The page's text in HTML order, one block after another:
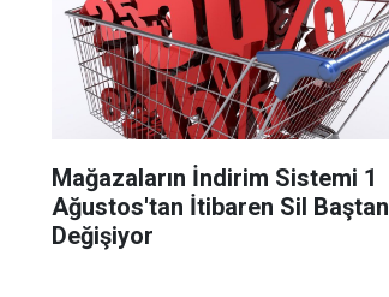
Mağazaların İndirim Sistemi 1
Ağustos'tan İtibaren Sil Baştan
Değişiyor